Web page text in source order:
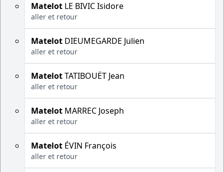
Matelot LE BIVIC Isidore
aller et retour
Matelot DIEUMEGARDE Julien
aller et retour
MatelotTATIBOUËT Jean
aller et retour
Matelot MARREC Joseph
aller et retour
Matelot ÉVIN François
aller et retour